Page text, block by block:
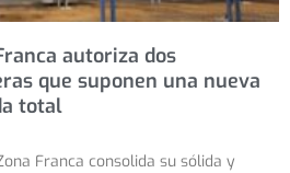
autoriza dos
que suponen una nueva
total
Franca consolida su sólida y